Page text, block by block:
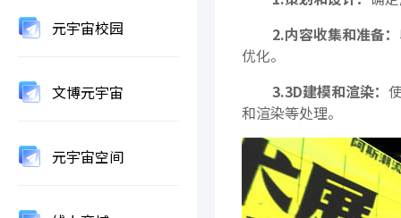
元宇宙校园
文博元宇宙
元宇宙空间
2.内容收集和准备：
优化。
3.3D建模和渲染：
和渲染等处理。